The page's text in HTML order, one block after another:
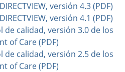
versión 4.3 (PDF)
versión 4.1 (PDF)
calidad, versión 3.0 de los
of Care (PDF)
calidad, versión 2.5 de los
of Care (PDF)